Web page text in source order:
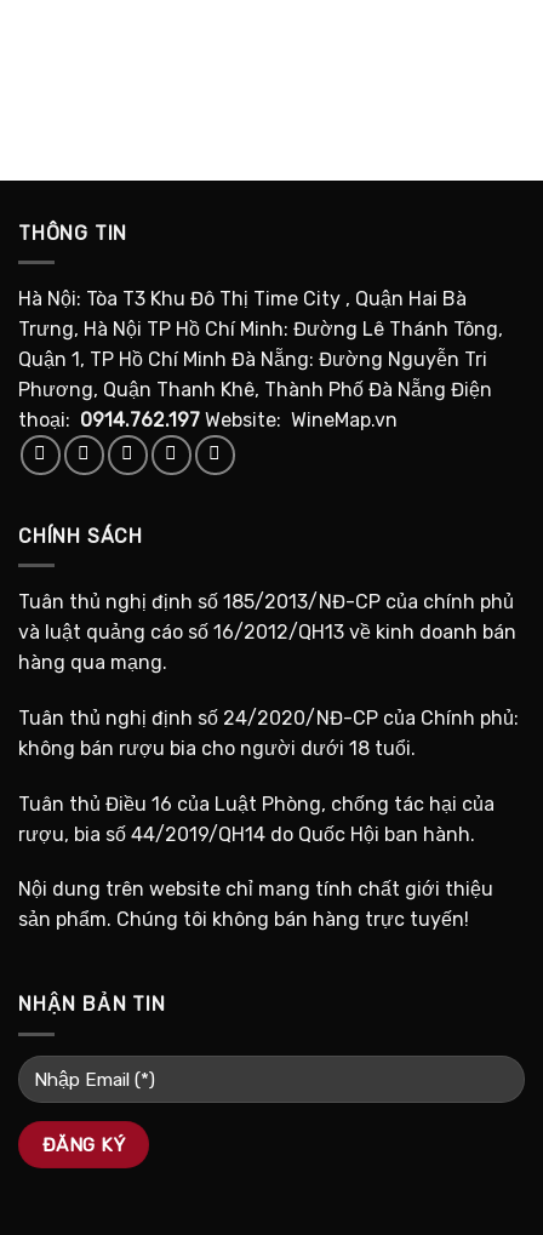
THÔNG TIN
Hà Nội: Tòa T3 Khu Đô Thị Time City , Quận Hai Bà
Trưng, Hà Nội TP Hồ Chí Minh: Đường Lê Thánh Tông,
Quận 1, TP Hồ Chí Minh Đà Nẵng: Đường Nguyễn Tri
Phương, Quận Thanh Khê, Thành Phố Đà Nẵng Điện
thoại: 0914.762.197 Website: WineMap.vn
CHÍNH SÁCH
Tuân thủ nghị định số 185/2013/NĐ-CP của chính phủ
và luật quảng cáo số 16/2012/QH13 về kinh doanh bán
hàng qua mạng.
Tuân thủ nghị định số 24/2020/NĐ-CP của Chính phủ:
không bán rượu bia cho người dưới 18 tuổi.
Tuân thủ Điều 16 của Luật Phòng, chống tác hại của
rượu, bia số 44/2019/QH14 do Quốc Hội ban hành.
Nội dung trên website chỉ mang tính chất giới thiệu
sản phẩm. Chúng tôi không bán hàng trực tuyến!
NHẬN BẢN TIN